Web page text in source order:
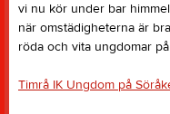
vi nu kör under bar
när omstädigheterna är
röda och vita ungdomar
Timrå IK Ungdom på